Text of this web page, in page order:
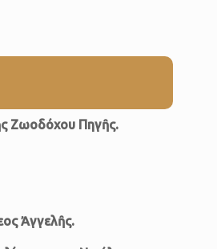
Ζωοδόχου Πηγῆς.
Ἀγγελῆς.